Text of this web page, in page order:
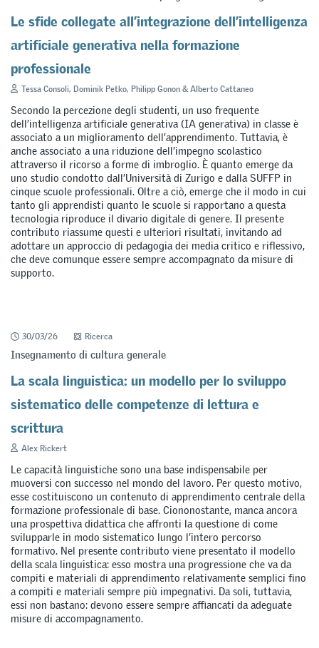
Le sfide collegate all’integrazione dell’intelligenza
artificiale generativa nella formazione
professionale
Tessa Consoli, Dominik Petko, Philipp Gonon & Alberto Cattaneo
Secondo la percezione degli studenti, un uso frequente
dell’intelligenza artificiale generativa (IA generativa) in classe è
associato a un miglioramento dell’apprendimento. Tuttavia, è
anche associato a una riduzione dell’impegno scolastico
attraverso il ricorso a forme di imbroglio. È quanto emerge da
uno studio condotto dall’Università di Zurigo e dalla SUFFP in
cinque scuole professionali. Oltre a ciò, emerge che il modo in cui
tanto gli apprendisti quanto le scuole si rapportano a questa
tecnologia riproduce il divario digitale di genere. Il presente
contributo riassume questi e ulteriori risultati, invitando ad
adottare un approccio di pedagogia dei media critico e riflessivo,
che deve comunque essere sempre accompagnato da misure di
supporto.
30/03/26 Ricerca
Insegnamento di cultura generale
La scala linguistica: un modello per lo sviluppo
sistematico delle competenze di lettura e
scrittura
Alex Rickert
Le capacità linguistiche sono una base indispensabile per
muoversi con successo nel mondo del lavoro. Per questo motivo,
esse costituiscono un contenuto di apprendimento centrale della
formazione professionale di base. Ciononostante, manca ancora
una prospettiva didattica che affronti la questione di come
svilupparle in modo sistematico lungo l’intero percorso
formativo. Nel presente contributo viene presentato il modello
della scala linguistica: esso mostra una progressione che va da
compiti e materiali di apprendimento relativamente semplici fino
a compiti e materiali sempre più impegnativi. Da soli, tuttavia,
essi non bastano: devono essere sempre affiancati da adeguate
misure di accompagnamento.